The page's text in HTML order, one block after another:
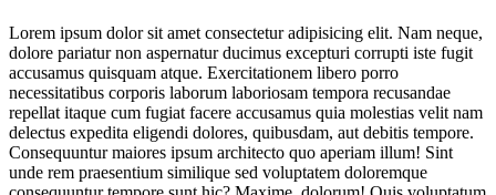
Lorem ipsum dolor sit amet consectetur adipisicing elit. Nam neque,
dolore pariatur non aspernatur ducimus excepturi corrupti iste fugit
accusamus quisquam atque. Exercitationem libero porro
necessitatibus corporis laborum laboriosam tempora recusandae
repellat itaque cum fugiat facere accusamus quia molestias velit nam
delectus expedita eligendi dolores, quibusdam, aut debitis tempore.
Consequuntur maiores ipsum architecto quo aperiam illum! Sint
unde rem praesentium similique sed voluptatem doloremque